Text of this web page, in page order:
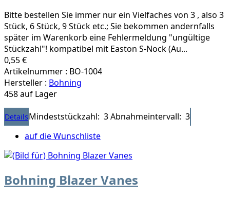
Bitte bestellen Sie immer nur ein Vielfaches von 3 , also 3
Stück, 6 Stück, 9 Stück etc.; Sie bekommen andernfalls
später im Warenkorb eine Fehlermeldung "ungültige
Stückzahl"! kompatibel mit Easton S-Nock (Au...
0,55 €
Artikelnummer : BO-1004
Hersteller : Bohning
458 auf Lager
DetailsMindeststückzahl: 3Abnahmeintervall: 3
auf die Wunschliste
Bohning Blazer Vanes